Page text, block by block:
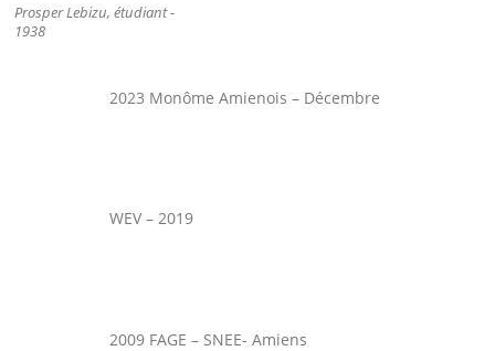
Prosper Lebizu, étudiant -
1938
2023 Monôme Amienois – Décembre
WEV – 2019
2009 FAGE – SNEE- Amiens